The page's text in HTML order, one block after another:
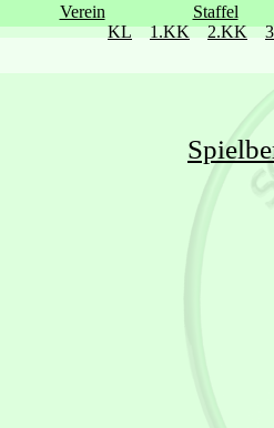
Verein
Staffel
KL
1.KK 2.KK